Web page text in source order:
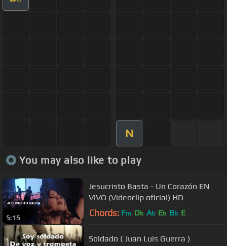
N
You may also like to play
5:15
Jesucristo Basta - Un Corazón EN
VIVO (Videoclip oficial) HD
Chords: Fm Db Ab Eb Bb E
Soldado ( Juan Luis Guerra )